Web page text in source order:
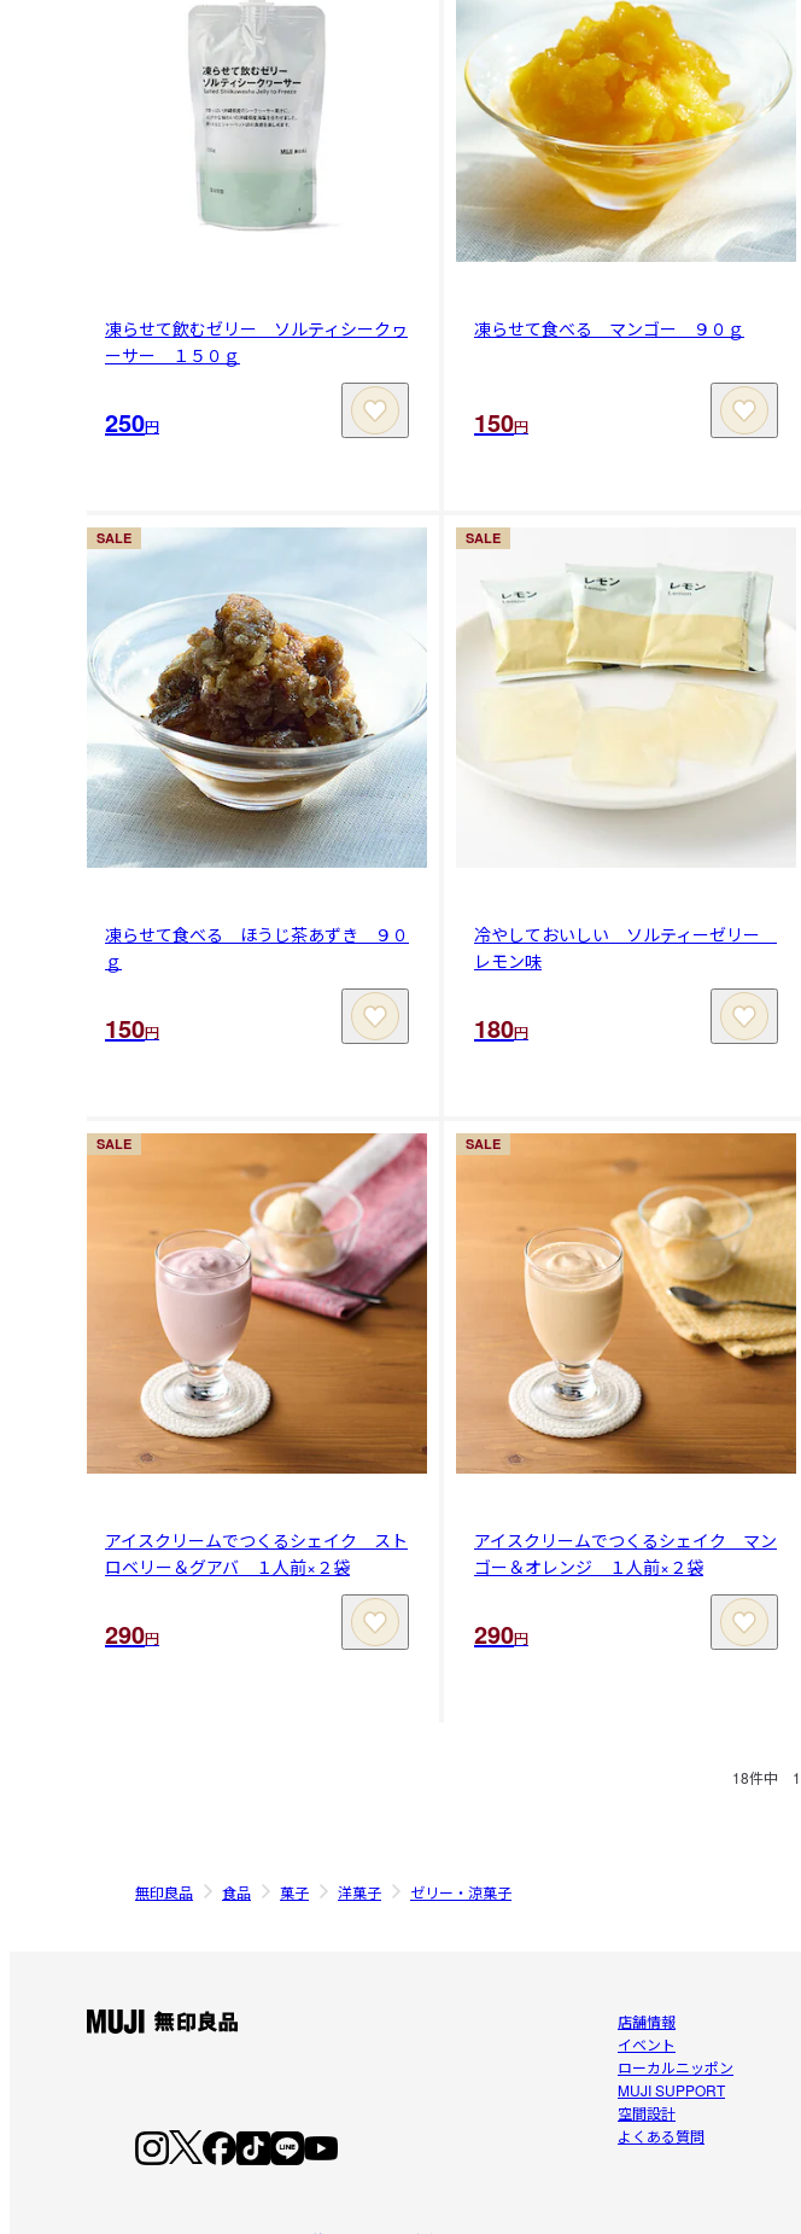
凍らせて飲むゼリー ソルティシークヮ
ーサー １５０ｇ
250円
凍らせて食べる マンゴー ９０ｇ
150円
凍らせて食べる ほうじ茶あずき ９０
ｇ
SALE
150円
冷やしておいしい ソルティーゼリー
レモン味
SALE
180円
アイスクリームでつくるシェイク スト
ロベリー＆グアバ １人前×２袋
SALE
290円
アイスクリームでつくるシェイク マン
ゴー＆オレンジ １人前×２袋
SALE
290円
18件中 1
無印良品 食品 菓子 洋菓子 ゼリー・涼菓子
店舗情報
イベント
ローカルニッポン
MUJI SUPPORT
空間設計
よくある質問